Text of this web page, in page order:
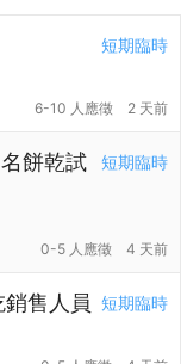
短期臨時
6-10 人應徵 2 天前
短期臨時
餅乾試
0-5 人應徵 4 天前
短期臨時
售人員